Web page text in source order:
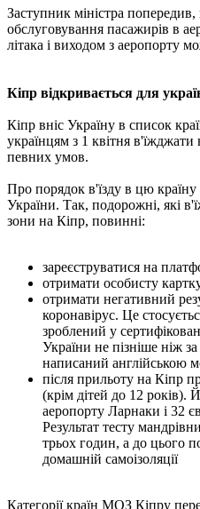
Заступник міністра
обслуговування пасажирів в
літака і виходом з аеропорту
Кіпр відкривається для
Кіпр вніс Україну в список
українцям з 1 квітня
певних умов.
Про порядок в'їзду в цю країну
України. Так, подорожні, які
зони на Кіпр, повинні:
зареєструватися на
отримати особисту
отримати негативний
коронавірус. Це
зроблений у
України не пізніше ніж
написаний англійською
після прильоту на Кіпр
(крім дітей до 12 років).
аеропорту Ларнаки і 32
Результат тесту
трьох годин, а до цього
домашній самоізоляції
Категорії країн МОЗ Кіпру